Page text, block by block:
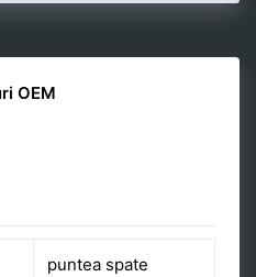
OEM
puntea spate